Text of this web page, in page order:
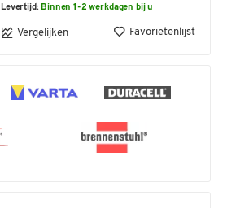
Levertijd: Binnen 1-2 werkdagen bij u
Vergelijken Favorietenlijst